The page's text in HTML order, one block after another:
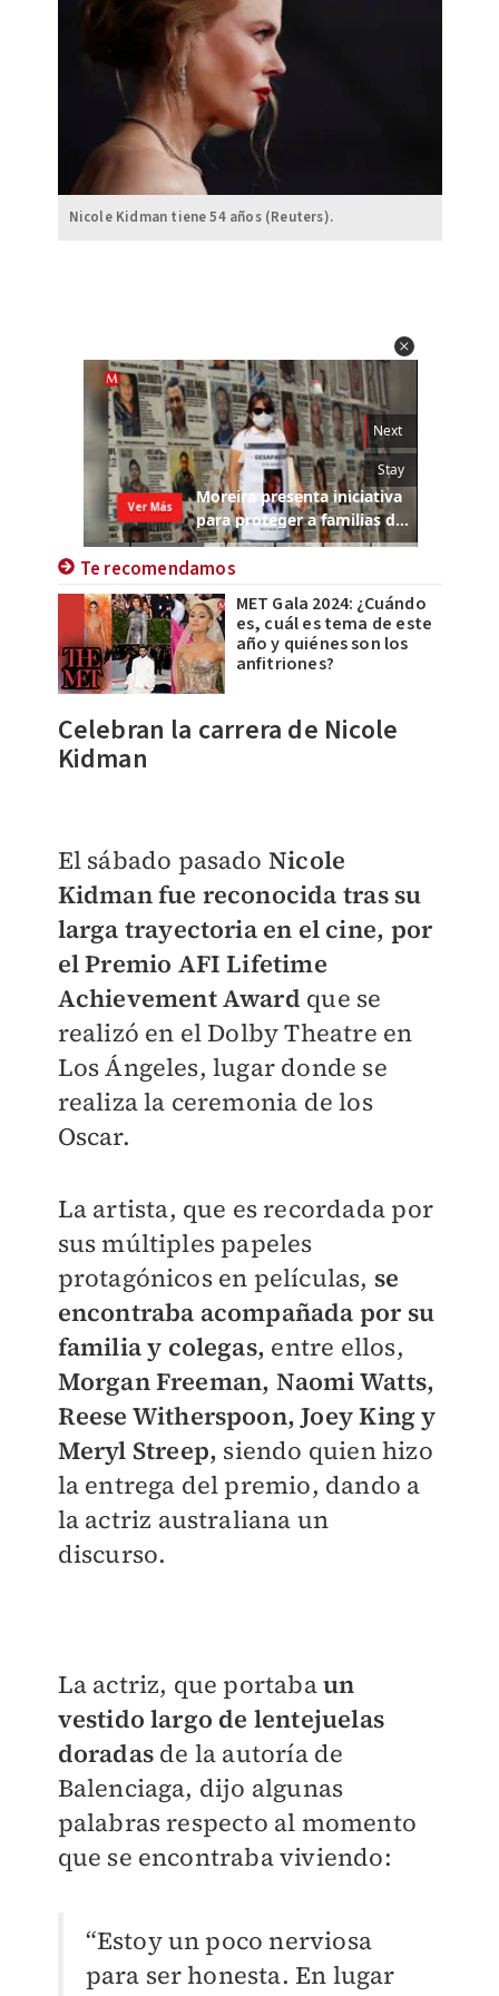
Nicole Kidman tiene 54 años (Reuters).
Te recomendamos
MET Gala 2024: ¿Cuándo
es, cuál es tema de este
año y quiénes son los
anfitriones?
Celebran la carrera de Nicole
Kidman
El sábado pasado Nicole
Kidman fue reconocida tras su
larga trayectoria en el cine, por
el Premio AFI Lifetime
Achievement Award que se
realizó en el Dolby Theatre en
Los Ángeles, lugar donde se
realiza la ceremonia de los
Oscar.
La artista, que es recordada por
sus múltiples papeles
protagónicos en películas, se
encontraba acompañada por su
familia y colegas, entre ellos,
Morgan Freeman, Naomi Watts,
Reese Witherspoon, Joey King y
Meryl Streep, siendo quien hizo
la entrega del premio, dando a
la actriz australiana un
discurso.
La actriz, que portabaun
vestido largo de lentejuelas
doradasde la autoría de
Balenciaga, dijo algunas
palabras respecto al momento
que se encontraba viviendo:
“Estoy un poco nerviosa
para ser honesta. En lugar